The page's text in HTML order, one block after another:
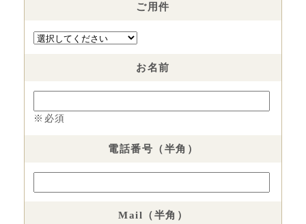
ご用件
お名前
※必須
電話番号（半角）
Mail（半角）